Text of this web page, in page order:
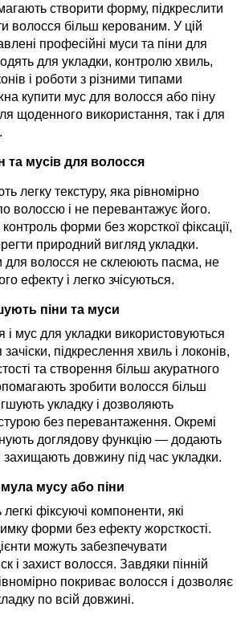
створити форму, підкреслити
волосся більш керованим. У цій
професійні муси та піни для
для укладки, контролю хвиль,
і роботи з різними типами
купити мус для волосся або піну
щоденного використання, так і для
та мусів для волосся
легку текстуру, яка рівномірно
волоссю і не перевантажує його.
форми без жорсткої фіксації,
природний вигляд укладки.
для волосся не склеюють пасма, не
ефекту і легко зчісуються.
піни та муси
і мус для укладки використовуються
підкреслення хвиль і локонів,
та створення більш акуратного
зробити волосся більш
укладку і дозволяють
без перевантаження. Окремі
доглядову функцію — додають
захищають довжину під час укладки.
мусу або піни
фіксуючі компоненти, які
форми без ефекту жорсткості.
можуть забезпечувати
і захист волосся. Завдяки пінній
покриває волосся і дозволяє
по всій довжині.